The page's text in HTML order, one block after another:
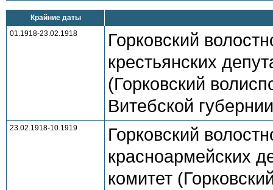
Крайние даты
01.1918-23.02.1918
Горковский
крестьянских
(Горковский
Витебской губернии
23.02.1918-10.1919
Горковский
красноармейских
комитет